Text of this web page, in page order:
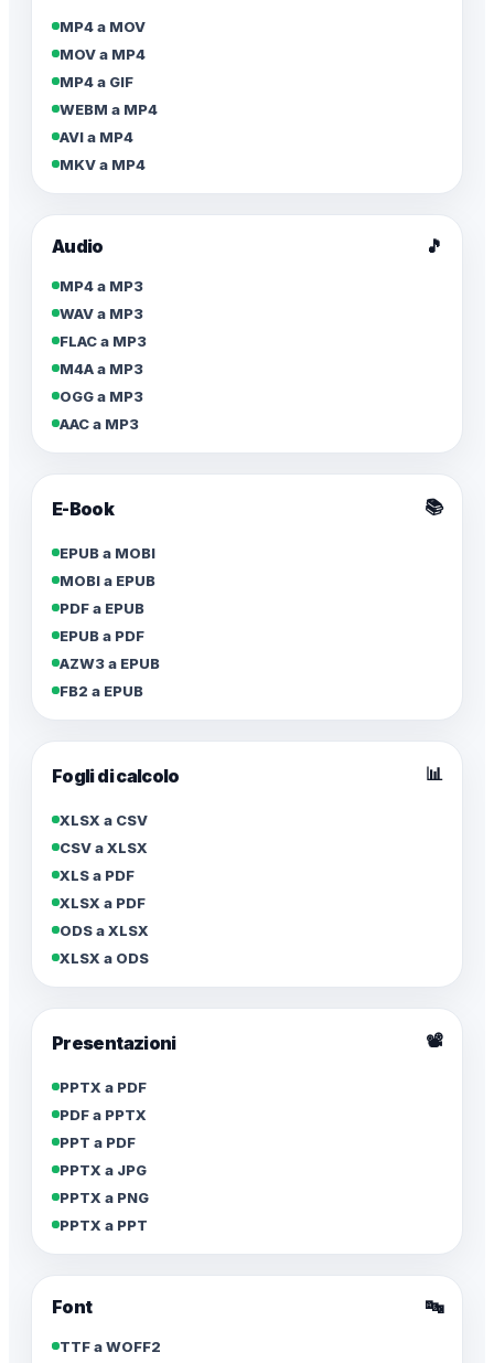
MP4 a MOV
MOV a MP4
MP4 a GIF
WEBM a MP4
AVI a MP4
MKV a MP4
Audio 🎵
MP4 a MP3
WAV a MP3
FLAC a MP3
M4A a MP3
OGG a MP3
AAC a MP3
E-Book 📚
EPUB a MOBI
MOBI a EPUB
PDF a EPUB
EPUB a PDF
AZW3 a EPUB
FB2 a EPUB
Fogli di calcolo 📊
XLSX a CSV
CSV a XLSX
XLS a PDF
XLSX a PDF
ODS a XLSX
XLSX a ODS
Presentazioni 📽️
PPTX a PDF
PDF a PPTX
PPT a PDF
PPTX a JPG
PPTX a PNG
PPTX a PPT
Font 🔤
TTF a WOFF2